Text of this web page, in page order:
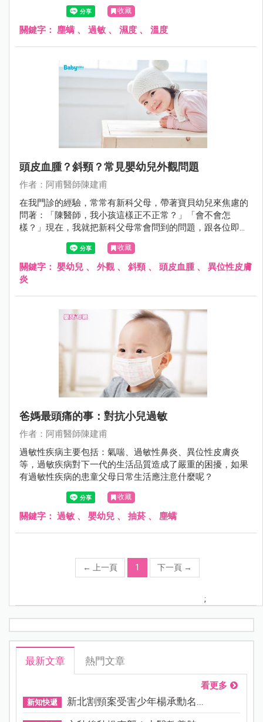
收藏
關鍵字： 塵螨 、 過敏 、 濕度 、 溫度
頭皮血腫？斜頸？常見嬰幼兒外觀問題
作者：阿甫醫師陳建甫
在我門診的經驗，常常有新科父母，帶著寶貝幼兒來焦慮的
問著：「陳醫師，我小孩這樣正不正常？」「會不會怎
樣？」現在，我就把新科父母常會問到的問題，跟各位即將
迎接新生命到來的準父母，及已有嗷嗷待哺幼兒、新手上路
的父母，分享這奇特的經驗。
收藏
關鍵字： 嬰幼兒 、 外觀、 斜頸 、 頭皮血腫、 異位性皮膚
炎
爸媽最頭痛的事：對抗小兒過敏
作者：阿甫醫師陳建甫
過敏性疾病主要包括：氣喘、過敏性鼻炎、異位性皮膚炎
等，過敏疾病對下一代的生活品質造成了嚴重的困擾，如果
有過敏性疾病的患童父母日常生活應注意什麼呢？
收藏
關鍵字： 過敏 、 嬰幼兒 、 抽菸 、 塵螨
← 上一頁 1 下一頁 →
;
最新文章 熱門文章
看更多
新知快遞 新北割頸案受害少年楊承勳名...